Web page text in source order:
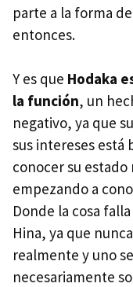
parte a la forma
entonces.
Y es que Hodaka
la función, un
negativo, ya que
sus intereses
conocer su
empezando a
Donde la cosa
Hina, ya que
realmente y uno
necesariamente